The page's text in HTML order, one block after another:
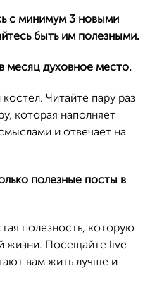
с минимум 3 новыми
быть им полезными.
месяц духовное место.
Читайте пару раз
которая наполняет
и отвечает на
полезные посты в
полезность, которую
жизни. Посещайте live
вам жить лучше и